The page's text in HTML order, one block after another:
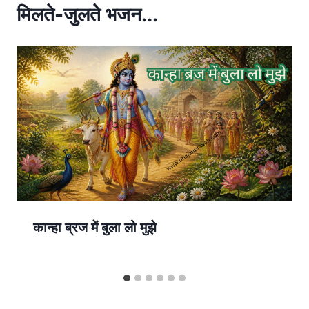
p
मिलते-जुलते भजन...
कान्हा ब्रज में बुला लो मुझे